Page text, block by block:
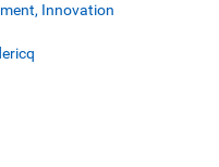
Innovation